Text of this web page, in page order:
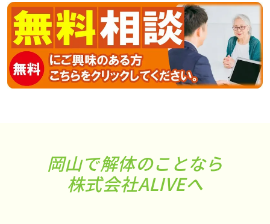
岡山で解体のことなら
株式会社ALIVEへ